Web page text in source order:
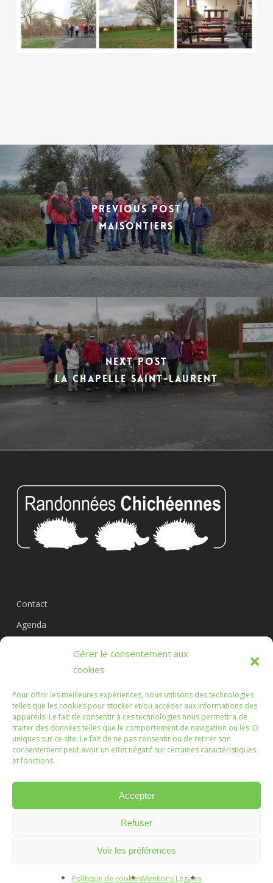
Gérer le consentement aux
cookies
Pour offrir les meilleures expériences, nous utilisons des technologies
telles que les cookies pour stocker et/ou accéder aux informations des
appareils. Le fait de consentir à ces technologies nous permettra de
traiter des données telles que le comportement de navigation ou les ID
uniques sur ce site. Le fait de ne pas consentir ou de retirer son
consentement peut avoir un effet négatif sur certaines caractéristiques
et fonctions.
Accepter
Refuser
Voir les préférences
Politique de cookiesMentions Légales
Previous Post
MAISONTIERS
Next Post
La Chapelle Saint-Laurent
Contact
Agenda
Les Randonnées Chichéennes
Que les marches que vous ferez, ou que nous ferons
ensemble, soient l'occasion d'échanges enrichissants.
© 2026 Randonnées Chichéennes.Mentions légales